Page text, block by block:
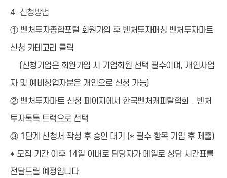
4. 신청방법
① 벤처투자종합포털 회원가입 후 벤처투자매칭 벤처투자마트
신청 카테고리 클릭
(신청기업은 회원가입 시 기업회원 선택 필수이며, 개인사업
자 및 예비창업자분은 개인으로 신청 가능)
② 벤처투자마트 신청 페이지에서 한국벤처캐피탈협회 - 벤처
투자톡톡 트랙으로 선택
③ 1단계 신청서 작성 후 승인 대기 (* 필수 항목 기입 후 제출)
* 모집 기간 이후 14일 이내로 담당자가 메일로 상담 시간표를
전달드릴 예정입니다.